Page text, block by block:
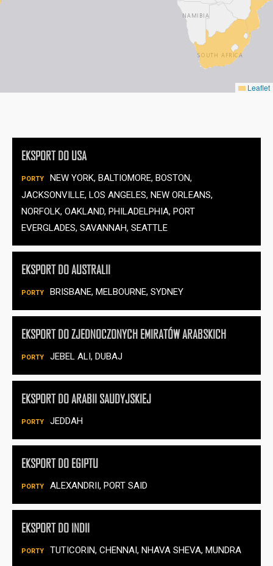
EKSPORT DO USA
NEW YORK, BALTIOMORE, BOSTON,
JACKSONVILLE, LOS ANGELES, NEW ORLEANS,
NORFOLK, OAKLAND, PHILADELPHIA, PORT
EVERGLADES, SAVANNAH, SEATTLE
EKSPORT DO AUSTRALII
BRISBANE, MELBOURNE, SYDNEY
EKSPORT DO ZJEDNOCZONYCH EMIRATÓW ARABSKICH
JEBEL ALI, DUBAJ
EKSPORT DO ARABII SAUDYJSKIEJ
JEDDAH
EKSPORT DO EGIPTU
ALEXANDRII, PORT SAID
EKSPORT DO INDII
TUTICORIN, CHENNAI, NHAVA SHEVA, MUNDRA